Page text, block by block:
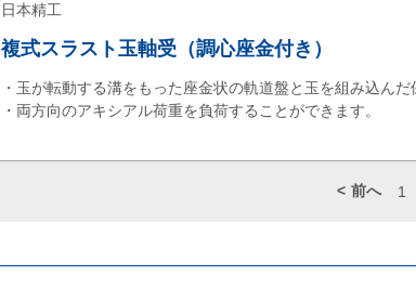
日本精工
複式スラスト玉軸受（調心座金付き）
・玉が転動する溝をもった座金状の軌道盤と玉を組み込んだ
・両方向のアキシアル荷重を負荷することができます。
前へ 1